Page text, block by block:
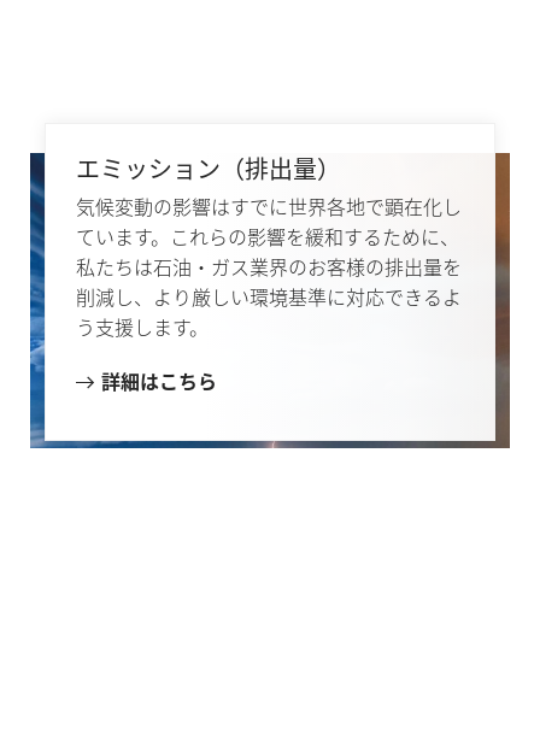
エミッション（排出量）
気候変動の影響はすでに世界各地で顕在化し
ています。これらの影響を緩和するために、
私たちは石油・ガス業界のお客様の排出量を
削減し、より厳しい環境基準に対応できるよ
う支援します。
詳細はこちら